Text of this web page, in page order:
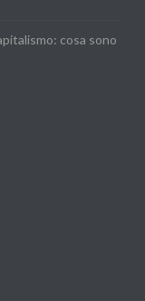
cosa sono